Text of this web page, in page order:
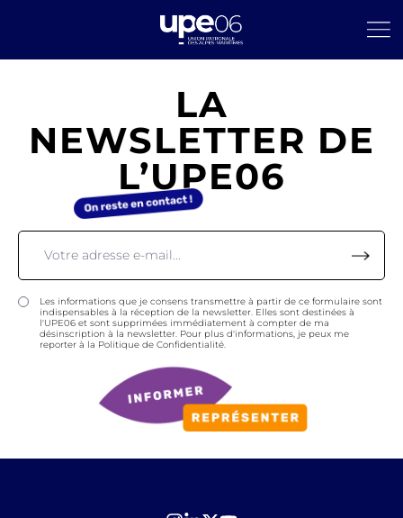
LA
NEWSLETTER DE
L’UPE06
Les informations que je consens transmettre à partir de ce formulaire sont
indispensables à la réception de la newsletter. Elles sont destinées à
l'UPE06 et sont supprimées immédiatement à compter de ma
désinscription à la newsletter. Pour plus d'informations, je peux me
reporter à la Politique de Confidentialité.